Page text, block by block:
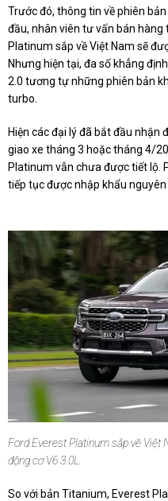
Trước đó, thông tin về phiên
đầu, nhân viên tư vấn bán hàng
Platinum sắp về Việt Nam sẽ
Nhưng hiện tại, đa số khẳng
2.0 tương tự những phiên bản
turbo.
Hiện các đại lý đã bắt đầu nhận
giao xe tháng 3 hoặc tháng 4/
Platinum vẫn chưa được tiết lộ.
tiếp tục được nhập khẩu nguyên
Ford Everest Platinum sắp về Việt
động cơ V6 3.0L.
So với bản Titanium, Everest